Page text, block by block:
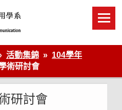
活動集錦
104學年
術研討會
研討會